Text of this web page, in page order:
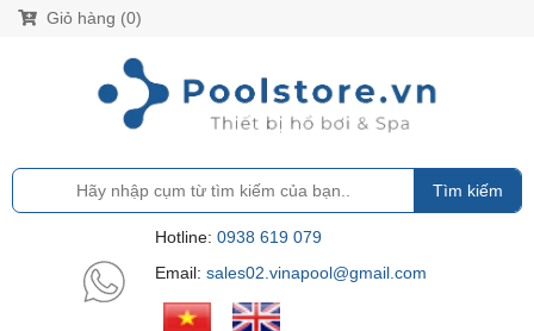
Giỏ hàng (0)
Tìm kiếm
Hotline: 0938 619 079
Email: sales02.vinapool@gmail.com